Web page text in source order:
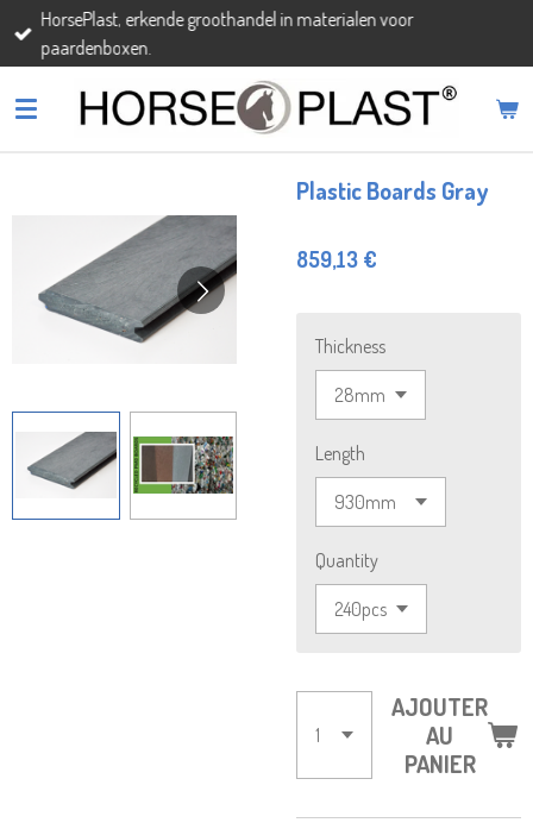
Passer
principal
HorsePlast, erkende groothandel in materialen voor
paardenboxen.
Plastic Boards Gray
859,13 €
Thickness
Length
Quantity
AJOUTER
AU
PANIER